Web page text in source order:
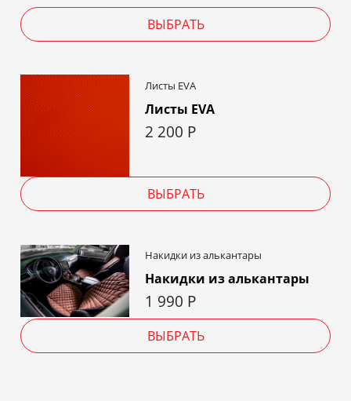
ВЫБРАТЬ
Листы EVA
Листы EVA
2 200 Р
ВЫБРАТЬ
Накидки из алькантары
Накидки из алькантары
1 990 Р
ВЫБРАТЬ